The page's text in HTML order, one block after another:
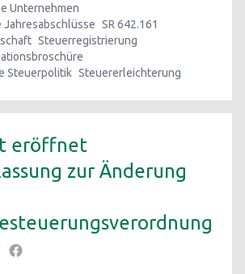
Unternehmen
SR 642.161
Steuerregistrierung
Steuerpolitik Steuererleichterung
eröffnet
zur Änderung